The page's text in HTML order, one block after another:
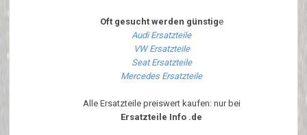
Oft gesucht werden günstige
Audi Ersatzteile
VW Ersatzteile
Seat Ersatzteile
Mercedes Ersatzteile
Alle Ersatzteile preiswert kaufen: nur bei
Ersatzteile Info .de